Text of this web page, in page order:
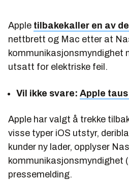
Apple tilbakekaller en av
nettbrett og Mac etter at
kommunikasjonsmyndighet
utsatt for elektriske feil.
Vil ikke svare: Apple
Apple har valgt å trekke
visse typer iOS utstyr,
kunder ny lader, opplyser
kommunikasjonsmyndighet
pressemelding.